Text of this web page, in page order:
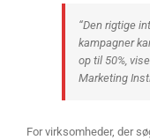
“Den rigtige
kampagner
op til 50%,
Marketing
For virksomheder, der